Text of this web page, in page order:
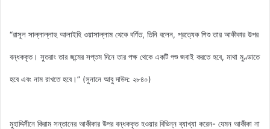
“রাসূল সাল্লাল্লাহু আলাইহি ওয়াসাল্লাম থেকে বর্ণিত, তিনি বলেন, প্রত্যেক শিশু তার আকীকার উপর
বন্ধককৃত। সুতরাং তার জন্মের সপ্তম দিনে তার পক্ষ থেকে একটি পশু জবাই করতে হবে, মাথা মুণ্ডাতে
হবে এবং নাম রাখতে হবে।” (সুনানে আবু দাউদ: ২৮৪০)
মুহাদ্দিসীনে কিরাম সন্তানের আকীকার উপর বন্ধককৃত হওয়ার বিভিন্ন ব্যাখ্যা করেন- যেমন আকীকা না